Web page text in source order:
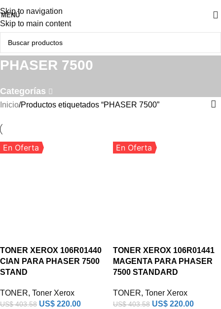
Skip to navigation
Skip to main content
MENÚ
PHASER 7500
Categorías
Inicio Productos etiquetados “PHASER 7500”
En Oferta
TONER XEROX 106R01440
CIAN PARA PHASER 7500
STAND
TONER, Toner Xerox
US$403.58 US$ 220.00
En Oferta
TONER XEROX 106R01441
MAGENTA PARA PHASER
7500 STANDARD
TONER, Toner Xerox
US$403.58 US$ 220.00